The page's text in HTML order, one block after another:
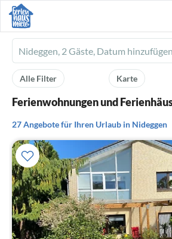
Ferienhausmiete
logo
Karte
Alle Filter
Ferienwohnungen und
27 Angebote für Ihren Urlaub in Nideggen